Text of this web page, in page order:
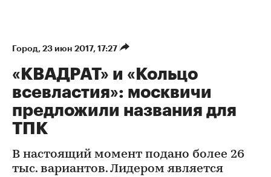
Город⁠, 23 июн 2017, 17:27
«КВАДРАТ» и «Кольцо
всевластия»: москвичи
предложили названия для
ТПК
В настоящий момент подано более 26
тыс. вариантов. Лидером является